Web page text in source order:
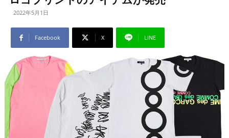
2022年5月1日
Facebook X LINE